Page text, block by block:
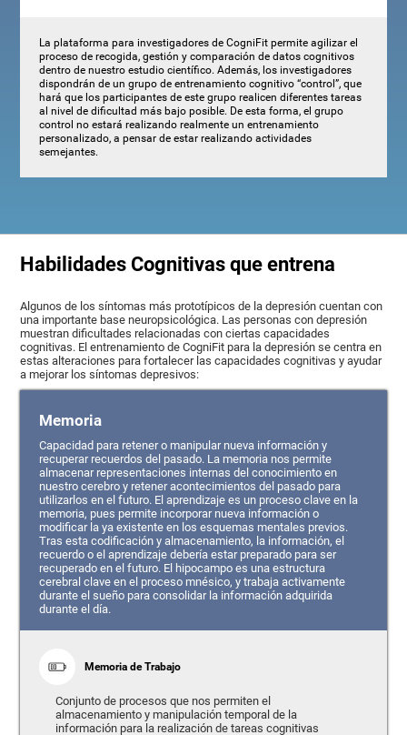
La plataforma para investigadores de CogniFit permite agilizar el
proceso de recogida, gestión y comparación de datos cognitivos
dentro de nuestro estudio científico. Además, los investigadores
dispondrán de un grupo de entrenamiento cognitivo “control”, que
hará que los participantes de este grupo realicen diferentes tareas
al nivel de dificultad más bajo posible. De esta forma, el grupo
control no estará realizando realmente un entrenamiento
personalizado, a pensar de estar realizando actividades
semejantes.
Habilidades Cognitivas que entrena
Algunos de los síntomas más prototípicos de la depresión cuentan con
una importante base neuropsicológica. Las personas con depresión
muestran dificultades relacionadas con ciertas capacidades
cognitivas. El entrenamiento de CogniFit para la depresión se centra en
estas alteraciones para fortalecer las capacidades cognitivas y ayudar
a mejorar los síntomas depresivos:
Memoria
Capacidad para retener o manipular nueva información y
recuperar recuerdos del pasado. La memoria nos permite
almacenar representaciones internas del conocimiento en
nuestro cerebro y retener acontecimientos del pasado para
utilizarlos en el futuro. El aprendizaje es un proceso clave en la
memoria, pues permite incorporar nueva información o
modificar la ya existente en los esquemas mentales previos.
Tras esta codificación y almacenamiento, la información, el
recuerdo o el aprendizaje debería estar preparado para ser
recuperado en el futuro. El hipocampo es una estructura
cerebral clave en el proceso mnésico, y trabaja activamente
durante el sueño para consolidar la información adquirida
durante el día.
Memoria de Trabajo
Conjunto de procesos que nos permiten el
almacenamiento y manipulación temporal de la
información para la realización de tareas cognitivas